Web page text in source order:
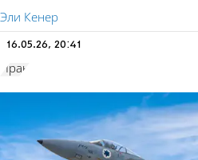
Эли Кенер
16.05.26, 20:41
Иран